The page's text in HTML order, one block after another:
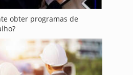
obter programas de